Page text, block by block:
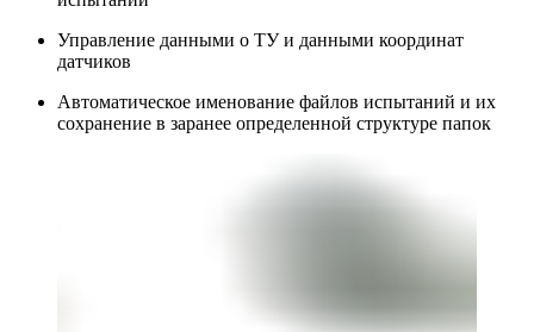
Управление данными о ТУ и данными координат
датчиков
Автоматическое именование файлов испытаний и их
сохранение в заранее определенной структуре папок